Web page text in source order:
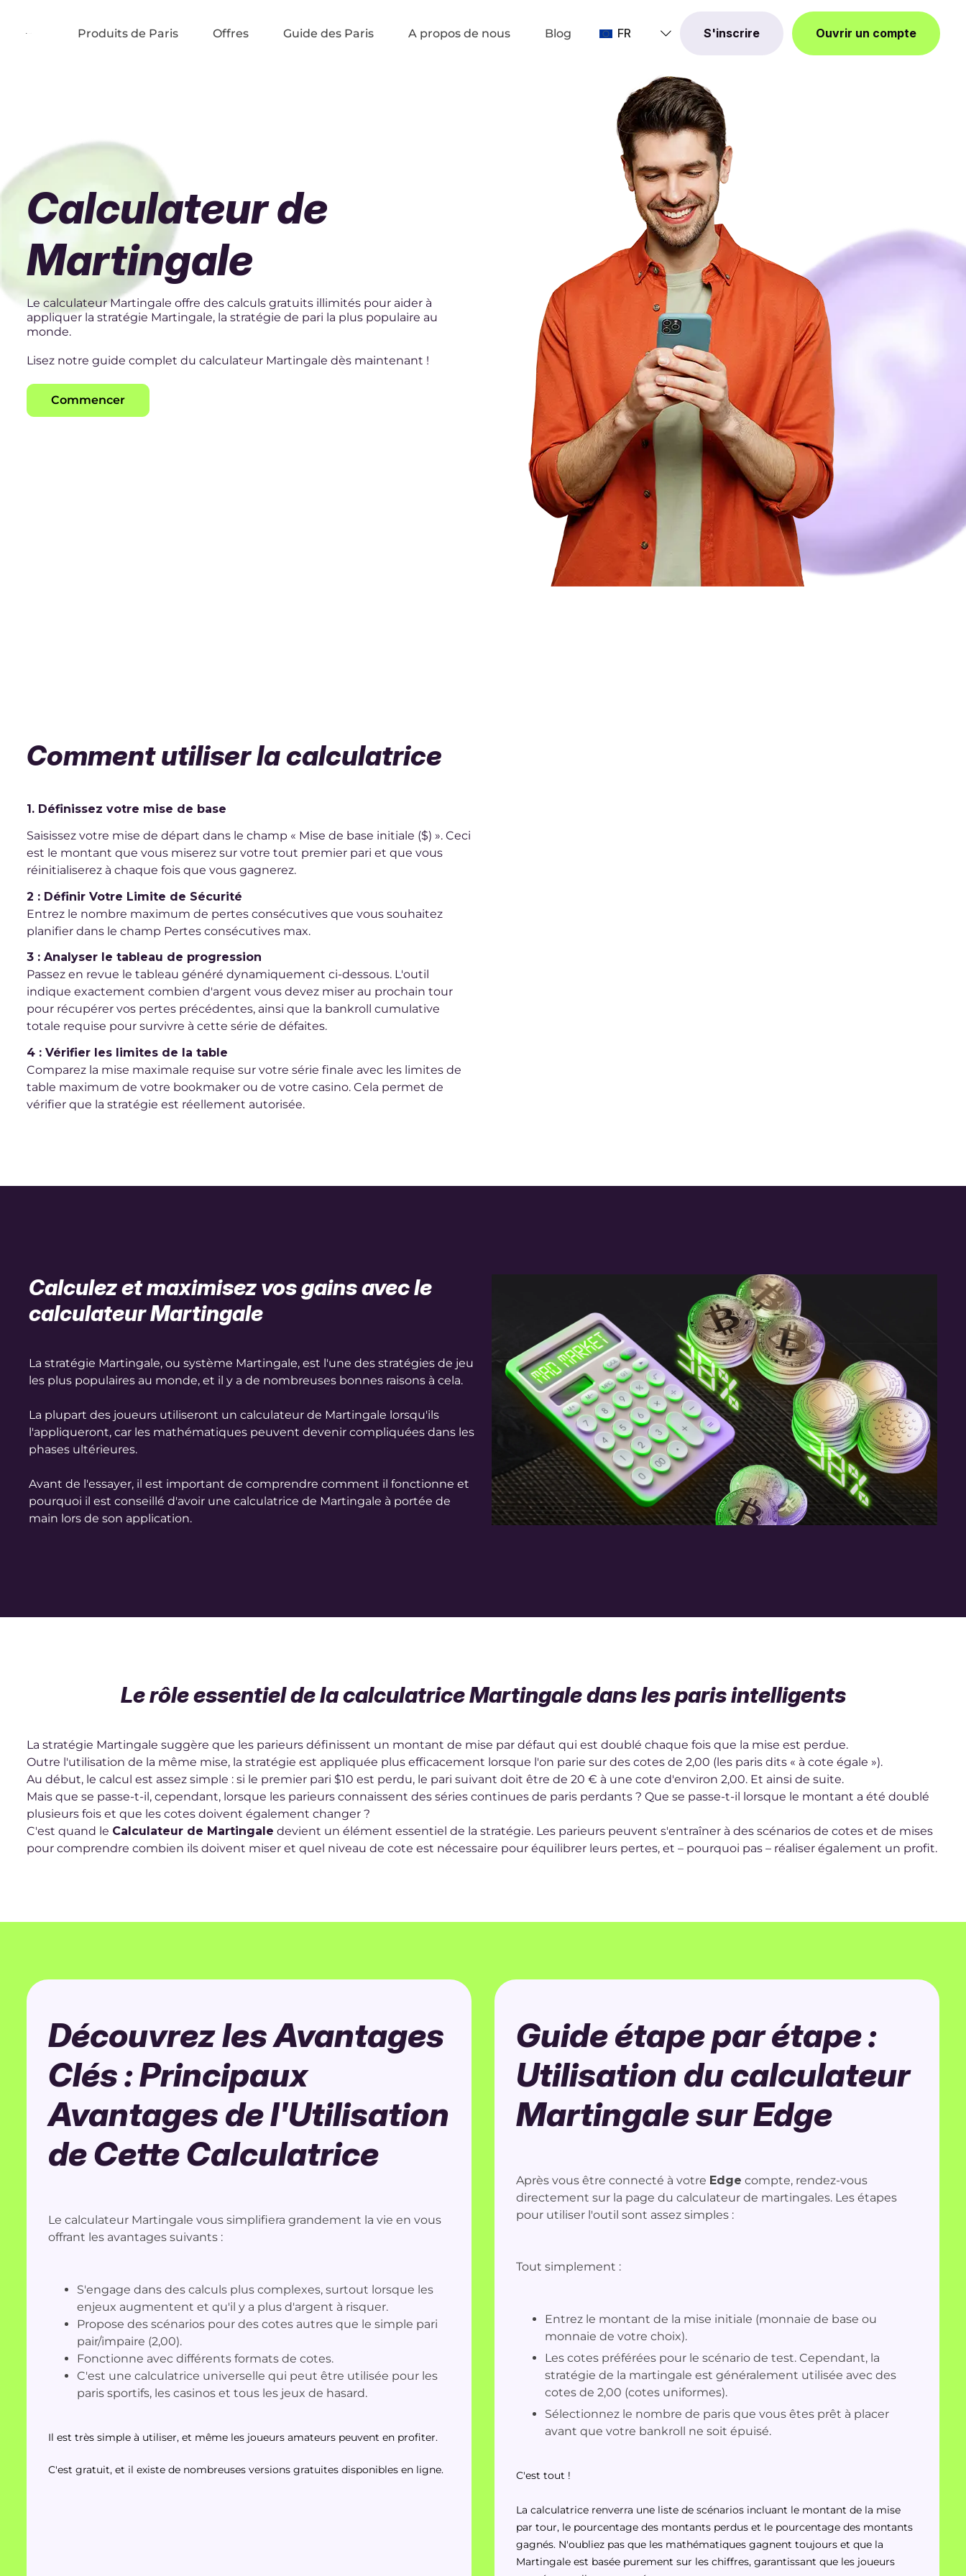
Produits de Paris Offres Guide des Paris A propos de nous Blog FR S'inscrire Ouvrir un compte
Calculateur de
Martingale
Le calculateur Martingale offre des calculs gratuits illimités pour aider à
appliquer la stratégie Martingale, la stratégie de pari la plus populaire au
monde.
Lisez notre guide complet du calculateur Martingale dès maintenant !
Commencer
Comment utiliser la calculatrice
1. Définissez votre mise de base
Saisissez votre mise de départ dans le champ « Mise de base initiale ($) ». Ceci
est le montant que vous miserez sur votre tout premier pari et que vous
réinitialiserez à chaque fois que vous gagnerez.
2 : Définir Votre Limite de Sécurité
Entrez le nombre maximum de pertes consécutives que vous souhaitez
planifier dans le champ Pertes consécutives max.
3 : Analyser le tableau de progression
Passez en revue le tableau généré dynamiquement ci-dessous. L'outil
indique exactement combien d'argent vous devez miser au prochain tour
pour récupérer vos pertes précédentes, ainsi que la bankroll cumulative
totale requise pour survivre à cette série de défaites.
4 : Vérifier les limites de la table
Comparez la mise maximale requise sur votre série finale avec les limites de
table maximum de votre bookmaker ou de votre casino. Cela permet de
vérifier que la stratégie est réellement autorisée.
Calculez et maximisez vos gains avec le
calculateur Martingale
La stratégie Martingale, ou système Martingale, est l'une des stratégies de jeu
les plus populaires au monde, et il y a de nombreuses bonnes raisons à cela.
La plupart des joueurs utiliseront un calculateur de Martingale lorsqu'ils
l'appliqueront, car les mathématiques peuvent devenir compliquées dans les
phases ultérieures.
Avant de l'essayer, il est important de comprendre comment il fonctionne et
pourquoi il est conseillé d'avoir une calculatrice de Martingale à portée de
main lors de son application.
Le rôle essentiel de la calculatrice Martingale dans les paris intelligents
La stratégie Martingale suggère que les parieurs définissent un montant de mise par défaut qui est doublé chaque fois que la mise est perdue.
Outre l'utilisation de la même mise, la stratégie est appliquée plus efficacement lorsque l'on parie sur des cotes de 2,00 (les paris dits « à cote égale »).
Au début, le calcul est assez simple : si le premier pari $10 est perdu, le pari suivant doit être de 20 € à une cote d'environ 2,00. Et ainsi de suite.
Mais que se passe-t-il, cependant, lorsque les parieurs connaissent des séries continues de paris perdants ? Que se passe-t-il lorsque le montant a été doublé
plusieurs fois et que les cotes doivent également changer ?
C'est quand le Calculateur de Martingale devient un élément essentiel de la stratégie. Les parieurs peuvent s'entraîner à des scénarios de cotes et de mises
pour comprendre combien ils doivent miser et quel niveau de cote est nécessaire pour équilibrer leurs pertes, et – pourquoi pas – réaliser également un profit.
Découvrez les Avantages
Clés : Principaux
Avantages de l'Utilisation
de Cette Calculatrice
Le calculateur Martingale vous simplifiera grandement la vie en vous
offrant les avantages suivants :
S'engage dans des calculs plus complexes, surtout lorsque les
enjeux augmentent et qu'il y a plus d'argent à risquer.
Propose des scénarios pour des cotes autres que le simple pari
pair/impaire (2,00).
Fonctionne avec différents formats de cotes.
C'est une calculatrice universelle qui peut être utilisée pour les
paris sportifs, les casinos et tous les jeux de hasard.
Il est très simple à utiliser, et même les joueurs amateurs peuvent en profiter.
C'est gratuit, et il existe de nombreuses versions gratuites disponibles en ligne.
Guide étape par étape :
Utilisation du calculateur
Martingale sur Edge
Après vous être connecté à votre Edge compte, rendez-vous
directement sur la page du calculateur de martingales. Les étapes
pour utiliser l'outil sont assez simples :
Tout simplement :
Entrez le montant de la mise initiale (monnaie de base ou
monnaie de votre choix).
Les cotes préférées pour le scénario de test. Cependant, la
stratégie de la martingale est généralement utilisée avec des
cotes de 2,00 (cotes uniformes).
Sélectionnez le nombre de paris que vous êtes prêt à placer
avant que votre bankroll ne soit épuisé.
C'est tout !
La calculatrice renverra une liste de scénarios incluant le montant de la mise
par tour, le pourcentage des montants perdus et le pourcentage des montants
gagnés. N'oubliez pas que les mathématiques gagnent toujours et que la
Martingale est basée purement sur les chiffres, garantissant que les joueurs